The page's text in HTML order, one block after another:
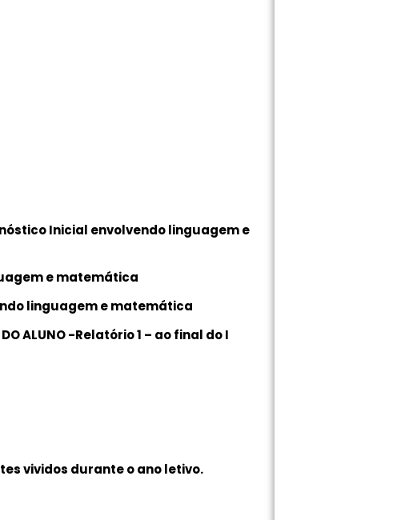
Inicial envolvendo linguagem e
e matemática
linguagem e matemática
DO ALUNO -Relatório 1 – ao final do I
vividos durante o ano letivo.